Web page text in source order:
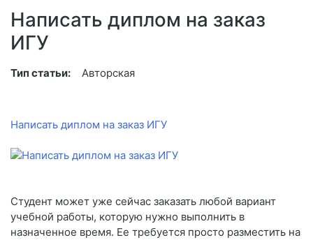
Написать диплом на заказ
ИГУ
Тип статьи: Авторская
Написать диплом на заказ ИГУ
Студент может уже сейчас заказать любой вариант
учебной работы, которую нужно выполнить в
назначенное время. Ее требуется просто разместить на